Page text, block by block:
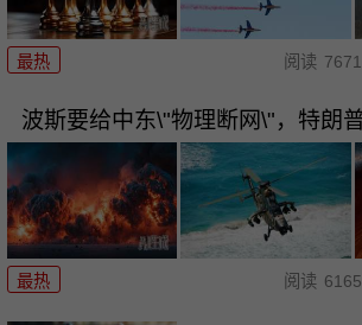
最热 阅读 7671
波斯要给中东\"物理断网\"，特朗
最热 阅读 6165